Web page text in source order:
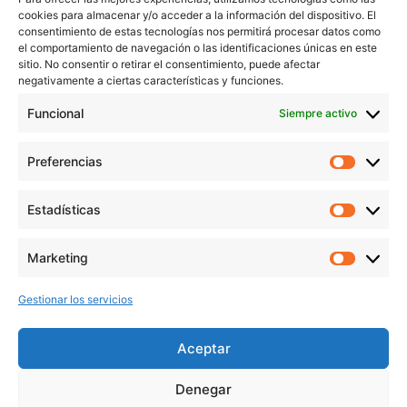
cookies para almacenar y/o acceder a la información del dispositivo. El
consentimiento de estas tecnologías nos permitirá procesar datos como
el comportamiento de navegación o las identificaciones únicas en este
sitio. No consentir o retirar el consentimiento, puede afectar
negativamente a ciertas características y funciones.
Funcional Siempre activo
Preferencias
Estadísticas
Marketing
Gestionar los servicios
Aceptar
Denegar
Blog
Contacto
Aviso Legal
Política de cookies
veronicaruiz.es
está bajo
NoComercial 4.0 Internacional
MÁS NOVEDADES EN MIS REDES